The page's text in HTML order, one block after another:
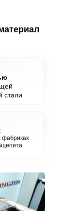
стали
фабриках